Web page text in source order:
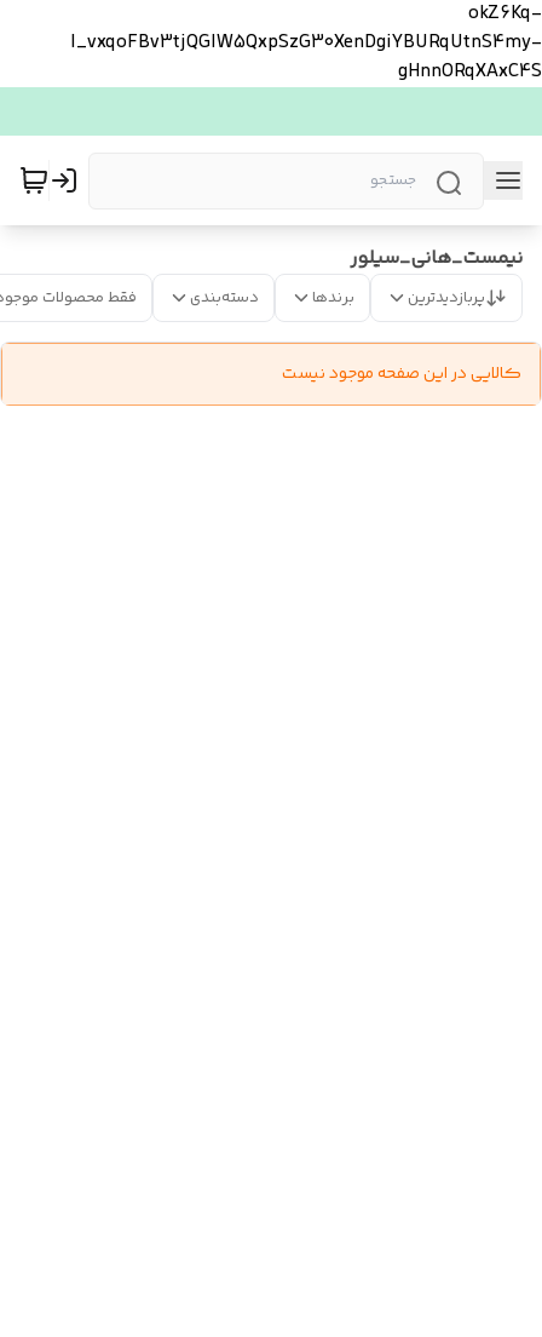
okZ6Kq-
l_vxqoFBv3tjQGlW5QxpSzG30XenDgiYBURqUtnS4my-
gHnnORqXAxC4S
نیمست_هانی_سیلور
پربازدیدترین برندها دسته‌بندی فقط محصولات
کالایی در این صفحه موجود نیست